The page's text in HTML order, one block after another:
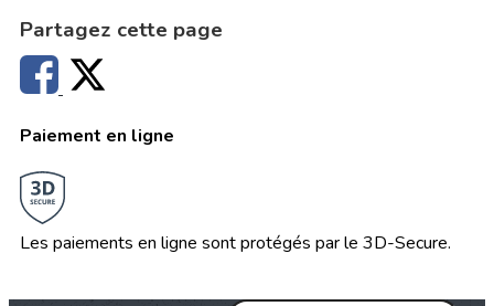
Partagez cette page
Paiement en ligne
Les paiements en ligne sont protégés par le 3D-Secure.